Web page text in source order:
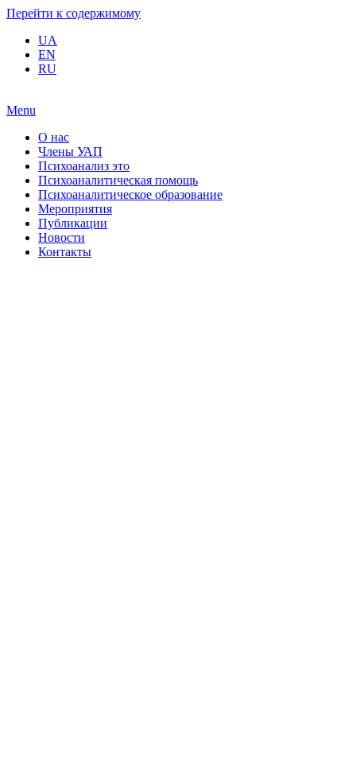
Перейти к содержимому
UA
EN
RU
Menu
О нас
Члены УАП
Психоанализ это
Психоаналитическая помощь
Психоаналитическое образование
Мероприятия
Публикации
Новости
Контакты